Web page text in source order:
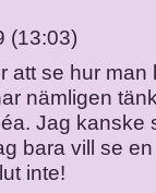
(13:03)
att se hur man
nämligen
Jag kanske
bara vill se
inte!